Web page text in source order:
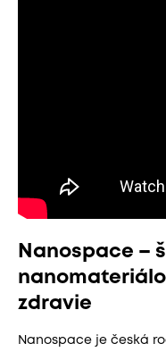
Nanospace –
zdravie
Nanospace je česká